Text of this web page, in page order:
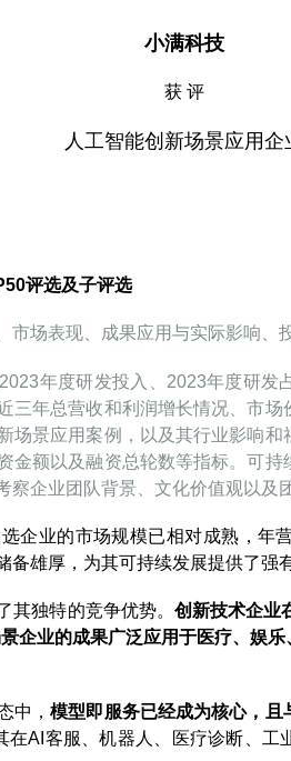
小满科技
获 评
人工智能创新场景应用企
评选及子评选
场表现、成果应用与实际影响、
年度研发投入、2023年度研发
三年总营收和利润增长情况、市
场景应用案例，以及其行业影响
金额以及融资总轮数等指标。可
企业团队背景、文化价值观以及
企业的市场规模已相对成熟，年
雄厚，为其可持续发展提供了强
其独特的竞争优势。 创新技术企业
企业的成果广泛应用于医疗、娱
中，模型即服务已经成为核心，且
在AI客服、机器人、医疗诊断、